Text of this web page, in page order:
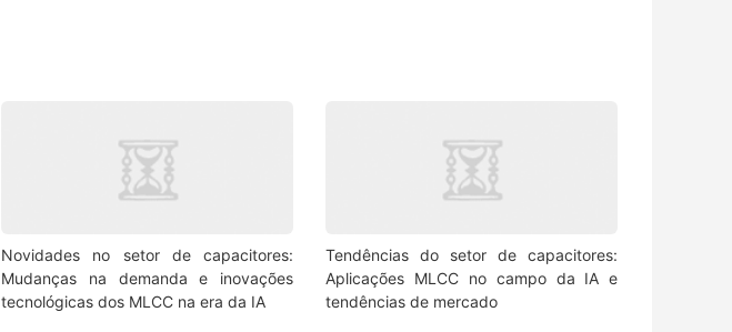
Novidades no setor de capacitores:
Mudanças na demanda e inovações
tecnológicas dos MLCC na era da IA
Tendências do setor de capacitores:
Aplicações MLCC no campo da IA e
tendências de mercado